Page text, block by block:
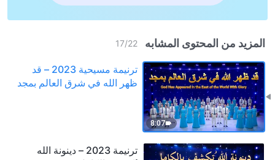
المزيد من المحتوى المشابه 17/22
8:07
ترنيمة مسيحية 2023 – قد
ظهر الله في شرق العالم بمجد
ترنيمة 2023 – دينونة الله